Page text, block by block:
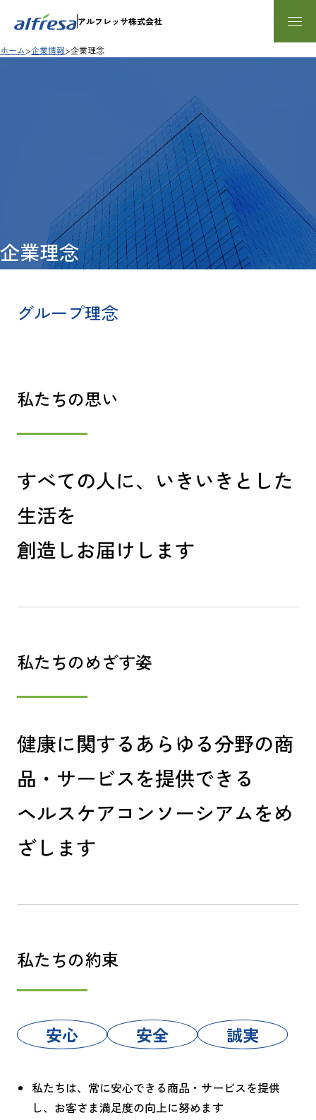
アルフレッサ株式会社
ホーム 企業情報 企業理念
企業理念
グループ理念
私たちの思い
すべての人に、いきいきとした
生活を
創造しお届けします
私たちのめざす姿
健康に関するあらゆる分野の商
品・サービスを提供できる
ヘルスケアコンソーシアムをめ
ざします
私たちの約束
安心 安全 誠実
私たちは、常に安心できる商品・サービスを提供
し、お客さま満足度の向上に努めます